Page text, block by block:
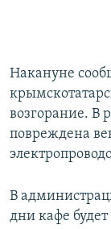
Накануне
возгорание. В
повреждена
В
дни кафе будет